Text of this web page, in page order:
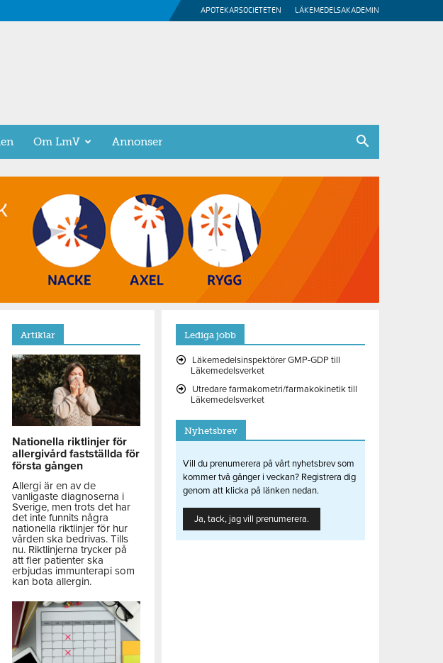
APOTEKARSOCIETETEN LÄKEMEDELSAKADEMIN
Om LmV Annonser
Artiklar
Nationella riktlinjer för
allergivård fastställda för
första gången
Allergi är en av de
vanligaste diagnoserna i
Sverige, men trots det har
det inte funnits några
nationella riktlinjer för hur
vården ska bedrivas. Tills
nu. Riktlinjerna trycker på
att fler patienter ska
erbjudas immunterapi som
kan bota allergin.
Lediga jobb
Läkemedelsinspektörer GMP-GDP till
Läkemedelsverket
Utredare farmakometri/farmakokinetik till
Läkemedelsverket
Nyhetsbrev
Vill du prenumerera på vårt nyhetsbrev som
kommer två gånger i veckan? Registrera dig
genom att klicka på länken nedan.
Ja, tack, jag vill prenumerera.